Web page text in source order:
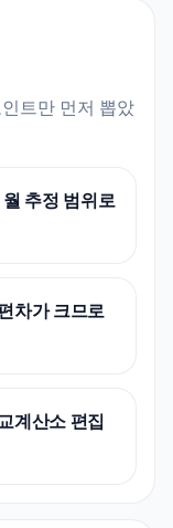
트만 먼저 뽑았
추정 범위로
차가 크므로
계산소 편집